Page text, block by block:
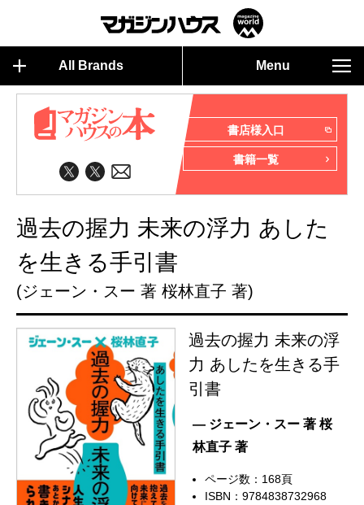
All Brands Menu
書店様入口
書籍一覧
過去の握力 未来の浮力 あした
を生きる手引書
(ジェーン・スー 著 桜林直子 著)
過去の握力 未来の浮
力 あしたを生きる手
引書
— ジェーン・スー 著 桜
林直子 著
ページ数：168頁
ISBN：9784838732968